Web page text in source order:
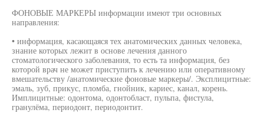
ФОНОВЫЕ МАРКЕРЫ информации имеют три основных
направления:
• информация, касающаяся тех анатомических данных человека,
знание которых лежит в основе лечения данного
стоматологического заболевания, то есть та информация, без
которой врач не может приступить к лечению или оперативному
вмешательству /анатомические фоновые маркеры/. Эксплицитные:
эмаль, зуб, прикус, пломба, гнойник, кариес, канал, корень.
Имплицитные: одонтома, одонтобласт, пульпа, фистула,
гранулёма, периодонт, периодонтит.